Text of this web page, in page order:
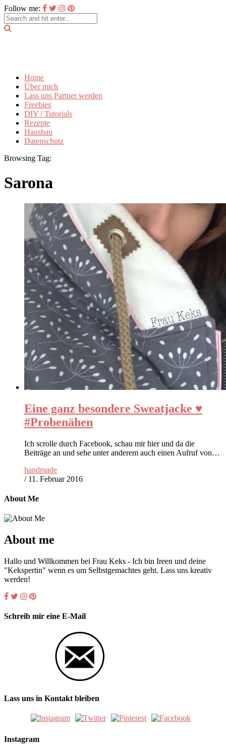
Follow me:
Home
Über mich
Lass uns Partner werden
Freebies
DIY / Tutorials
Rezepte
Hausbau
Datenschutz
Browsing Tag:
Sarona
Eine ganz besondere Sweatjacke ♥
#Probenähen
Ich scrolle durch Facebook, schau mir hier und da die
Beiträge an und sehe unter anderem auch einen Aufruf von…
handmade
/11. Februar 2016
About Me
About me
Hallo und Willkommen bei Frau Keks - Ich bin Ireen und deine
"Kekspertin" wenn es um Selbstgemachtes geht. Lass uns kreativ
werden!
Schreib mir eine E-Mail
Lass uns in Kontakt bleiben
Instagram